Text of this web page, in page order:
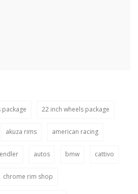
package 22 inch wheels package
akuza rims american racing
autos bmw cattivo
chrome rim shop